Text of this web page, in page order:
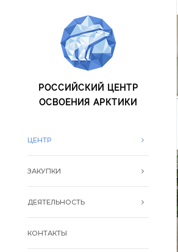
РОССИЙСКИЙ ЦЕНТР
ОСВОЕНИЯ АРКТИКИ
ЦЕНТР
ЗАКУПКИ
ДЕЯТЕЛЬНОСТЬ
КОНТАКТЫ